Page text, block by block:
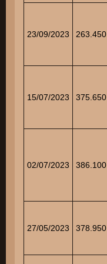
23/09/2023 263.450
15/07/2023 375.650
02/07/2023 386.100
27/05/2023 378.950